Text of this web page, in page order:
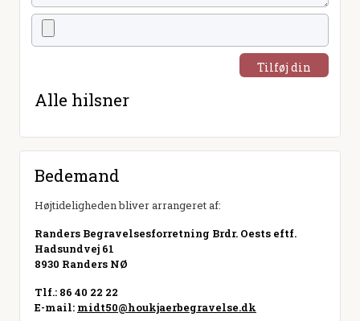
Tilføj din
Alle hilsner
Bedemand
Højtideligheden bliver arrangeret af:
Randers Begravelsesforretning Brdr. Oests eftf.
Hadsundvej 61
8930 Randers NØ
Tlf.: 86 40 22 22
E-mail: midt50@houkjaerbegravelse.dk